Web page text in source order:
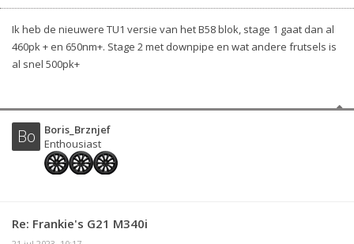
Ik heb de nieuwere TU1 versie van het B58 blok, stage 1 gaat dan al
460pk + en 650nm+. Stage 2 met downpipe en wat andere frutsels is
al snel 500pk+
Bo
Boris_Brznjef
Enthousiast
Re: Frankie's G21 M340i